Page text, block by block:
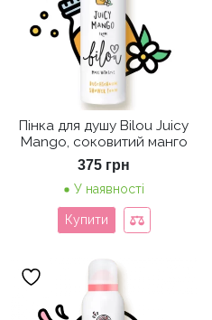
Пінка для душу Bilou Juicy
Mango, соковитий манго
375 грн
У наявності
Купити